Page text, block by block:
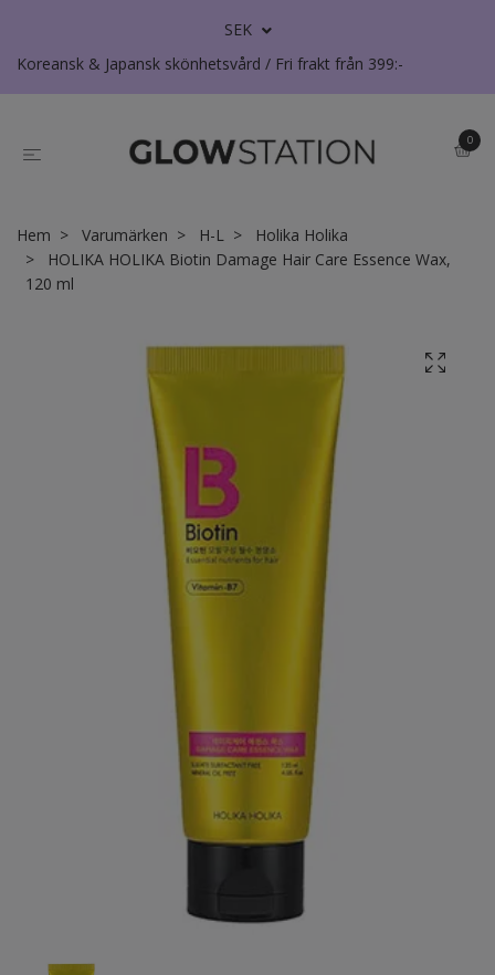
SEK
Koreansk & Japansk skönhetsvård / Fri frakt från 399:-
0
Hem Varumärken H-L
Holika Holika
HOLIKA HOLIKA Biotin Damage Hair Care Essence Wax,
120 ml